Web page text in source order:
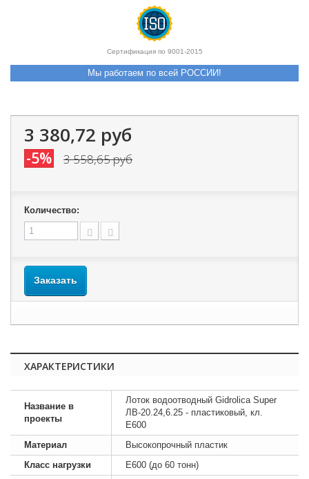
Сертификация по 9001-2015
Мы работаем по всей РОССИИ!
3 380,72 руб
-5% 3 558,65 руб
Количество:
Заказать
ХАРАКТЕРИСТИКИ
Название в
проекты
Лоток водоотводный Gidrolica Super
ЛВ-20.24,6.25 - пластиковый, кл.
E600
Материал
Высокопрочный пластик
Класс нагрузки
E600 (до 60 тонн)